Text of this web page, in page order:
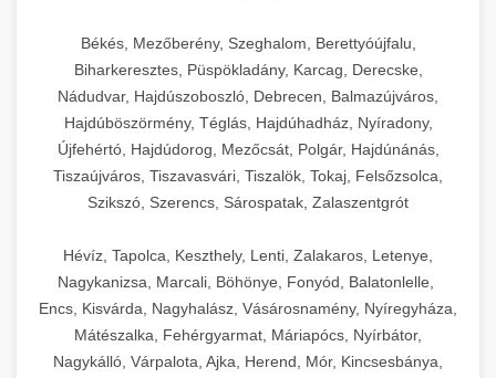
Békés, Mezőberény, Szeghalom, Berettyóújfalu,
Biharkeresztes, Püspökladány, Karcag, Derecske,
Nádudvar, Hajdúszoboszló, Debrecen, Balmazújváros,
Hajdúböszörmény, Téglás, Hajdúhadház, Nyíradony,
Újfehértó, Hajdúdorog, Mezőcsát, Polgár, Hajdúnánás,
Tiszaújváros, Tiszavasvári, Tiszalök, Tokaj, Felsőzsolca,
Szikszó, Szerencs, Sárospatak, Zalaszentgrót
Hévíz, Tapolca, Keszthely, Lenti, Zalakaros, Letenye,
Nagykanizsa, Marcali, Böhönye, Fonyód, Balatonlelle,
Encs, Kisvárda, Nagyhalász, Vásárosnamény, Nyíregyháza,
Mátészalka, Fehérgyarmat, Máriapócs, Nyírbátor,
Nagykálló, Várpalota, Ajka, Herend, Mór, Kincsesbánya,